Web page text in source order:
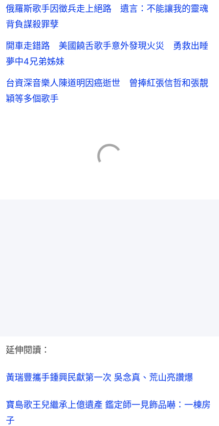
俄羅斯歌手因徵兵走上絕路 遺言：不能讓我的靈魂
背負謀殺罪孽
開車走錯路 美國饒舌歌手意外發現火災 勇救出睡
夢中4兄弟姊妹
台資深音樂人陳道明因癌逝世 曾捧紅張信哲和張靚
穎等多個歌手
延伸閱讀：
黃瑞豐攜手鍾興民獻第一次 吳念真、荒山亮讚爆
寶島歌王兒繼承上億遺產 鑑定師一見飾品嚇：一棟房
子